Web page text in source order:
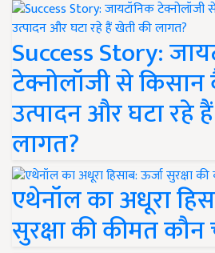
Success Story:
टेक्नोलॉजी से
उत्पादन और घटा रहे
लागत?
एथेनॉल का अधूरा
सुरक्षा की कीमत कौन